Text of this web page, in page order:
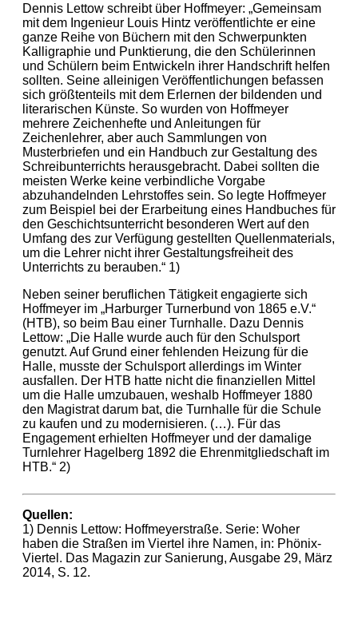
Dennis Lettow schreibt über Hoffmeyer: „Gemeinsam
mit dem Ingenieur Louis Hintz veröffentlichte er eine
ganze Reihe von Büchern mit den Schwerpunkten
Kalligraphie und Punktierung, die den Schülerinnen
und Schülern beim Entwickeln ihrer Handschrift helfen
sollten. Seine alleinigen Veröffentlichungen befassen
sich größtenteils mit dem Erlernen der bildenden und
literarischen Künste. So wurden von Hoffmeyer
mehrere Zeichenhefte und Anleitungen für
Zeichenlehrer, aber auch Sammlungen von
Musterbriefen und ein Handbuch zur Gestaltung des
Schreibunterrichts herausgebracht. Dabei sollten die
meisten Werke keine verbindliche Vorgabe
abzuhandelnden Lehrstoffes sein. So legte Hoffmeyer
zum Beispiel bei der Erarbeitung eines Handbuches für
den Geschichtsunterricht besonderen Wert auf den
Umfang des zur Verfügung gestellten Quellenmaterials,
um die Lehrer nicht ihrer Gestaltungsfreiheit des
Unterrichts zu berauben.“ 1)
Neben seiner beruflichen Tätigkeit engagierte sich
Hoffmeyer im „Harburger Turnerbund von 1865 e.V.“
(HTB), so beim Bau einer Turnhalle. Dazu Dennis
Lettow: „Die Halle wurde auch für den Schulsport
genutzt. Auf Grund einer fehlenden Heizung für die
Halle, musste der Schulsport allerdings im Winter
ausfallen. Der HTB hatte nicht die finanziellen Mittel
um die Halle umzubauen, weshalb Hoffmeyer 1880
den Magistrat darum bat, die Turnhalle für die Schule
zu kaufen und zu modernisieren. (…). Für das
Engagement erhielten Hoffmeyer und der damalige
Turnlehrer Hagelberg 1892 die Ehrenmitgliedschaft im
HTB.“ 2)
Quellen:
1) Dennis Lettow: Hoffmeyerstraße. Serie: Woher
haben die Straßen im Viertel ihre Namen, in: Phönix-
Viertel. Das Magazin zur Sanierung, Ausgabe 29, März
2014, S. 12.